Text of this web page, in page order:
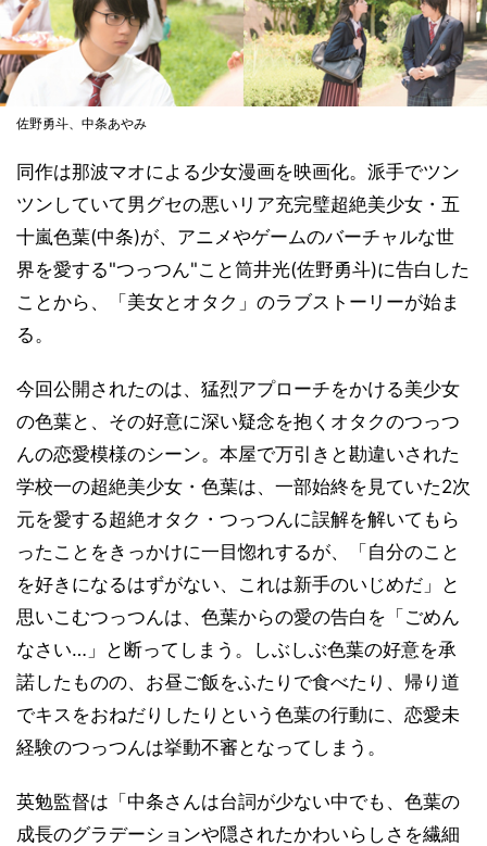
佐野勇斗、中条あやみ
同作は那波マオによる少女漫画を映画化。派手でツン
ツンしていて男グセの悪いリア充完璧超絶美少女・五
十嵐色葉(中条)が、アニメやゲームのバーチャルな世
界を愛する"つっつん"こと筒井光(佐野勇斗)に告白した
ことから、「美女とオタク」のラブストーリーが始ま
る。
今回公開されたのは、猛烈アプローチをかける美少女
の色葉と、その好意に深い疑念を抱くオタクのつっつ
んの恋愛模様のシーン。本屋で万引きと勘違いされた
学校一の超絶美少女・色葉は、一部始終を見ていた2次
元を愛する超絶オタク・つっつんに誤解を解いてもら
ったことをきっかけに一目惚れするが、「自分のこと
を好きになるはずがない、これは新手のいじめだ」と
思いこむつっつんは、色葉からの愛の告白を「ごめん
なさい…」と断ってしまう。しぶしぶ色葉の好意を承
諾したものの、お昼ご飯をふたりで食べたり、帰り道
でキスをおねだりしたりという色葉の行動に、恋愛未
経験のつっつんは挙動不審となってしまう。
英勉監督は「中条さんは台詞が少ない中でも、色葉の
成長のグラデーションや隠されたかわいらしさを繊細